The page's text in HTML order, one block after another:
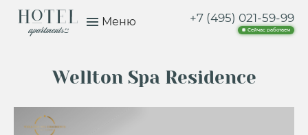
Меню +7 (495) 021-59-99
Сейчас работаем
Wellton Spa Residence